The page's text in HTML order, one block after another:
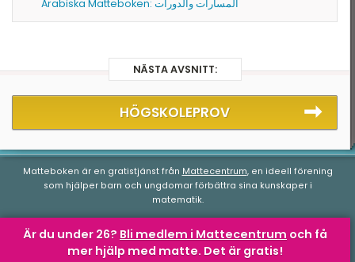
Arabiska Matteboken: المسارات والدورات
NÄSTA AVSNITT:
HÖGSKOLEPROV
Är du under 26? Bli medlem i Mattecentrum och få
mer hjälp med matte. Det är gratis!
Matteboken är en gratistjänst från Mattecentrum, en ideell förening
som hjälper barn och ungdomar förbättra sina kunskaper i
matematik.
Matteboken.se avMattecentrumär licensierad under en